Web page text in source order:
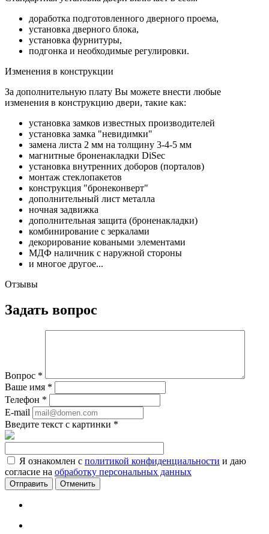
доработка подготовленного дверного проема,
установка дверного блока,
установка фурнитуры,
подгонка и необходимые регулировки.
Изменения в конструкции
За дополнительную плату Вы можете внести любые
изменения в конструкцию двери, такие как:
установка замков известных производителей
установка замка "невидимки"
замена листа 2 мм на толщину 3-4-5 мм
магнитные броненакладки DiSec
установка внутренних доборов (порталов)
монтаж стеклопакетов
конструкция "бронеконверт"
дополнительный лист металла
ночная задвижка
дополнительная защита (броненакладки)
комбинирование с зеркалами
декорирование коваными элементами
МДФ наличник с наружной стороны
и многое другое...
Отзывы
Задать вопрос
Вопрос *
Ваше имя *
Телефон *
E-mail
Введите текст с картинки *
Я ознакомлен с политикой конфиденциальности и даю
согласие на обработку персональных данных
Отменить